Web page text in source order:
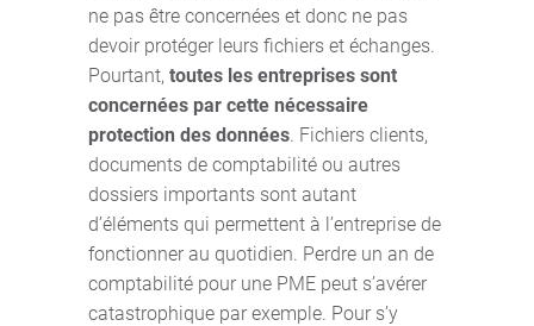
ne pas être concernées et donc ne pas
devoir protéger leurs fichiers et échanges.
Pourtant, toutes les entreprises sont
concernées par cette nécessaire
protection des données . Fichiers clients,
documents de comptabilité ou autres
dossiers importants sont autant
d’éléments qui permettent à l’entreprise de
fonctionner au quotidien. Perdre un an de
comptabilité pour une PME peut s’avérer
catastrophique par exemple. Pour s’y